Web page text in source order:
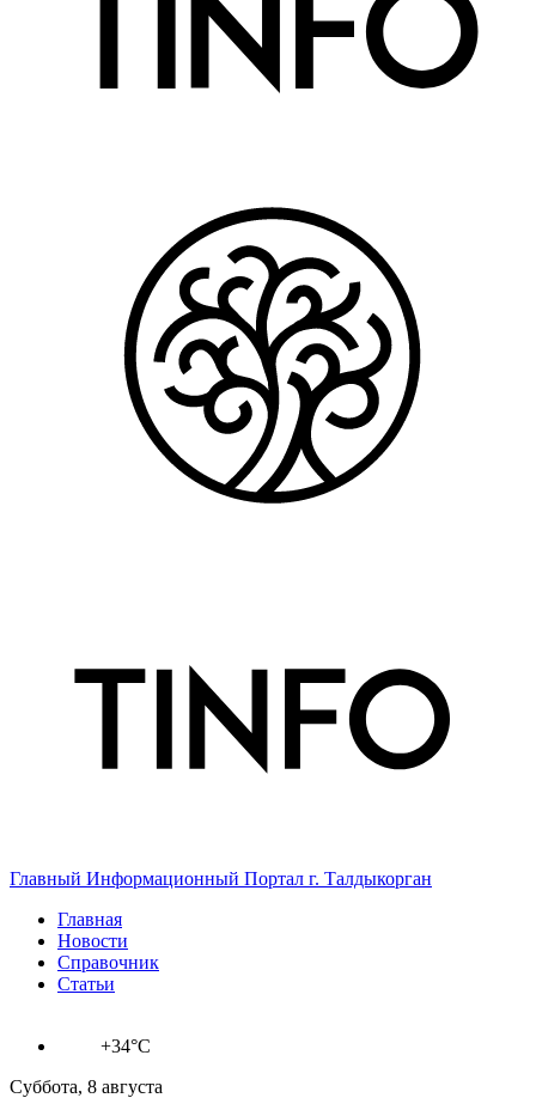
Главный Информационный Портал г. Талдыкорган
Главная
Новости
Справочник
Статьи
+34°C
Суббота, 8 августа